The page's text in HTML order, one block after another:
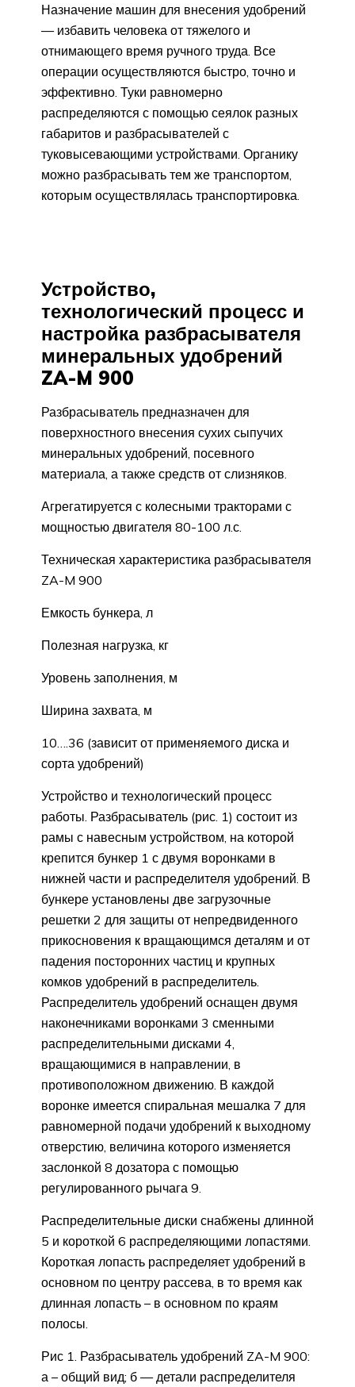
Назначение машин для внесения удобрений
— избавить человека от тяжелого и
отнимающего время ручного труда. Все
операции осуществляются быстро, точно и
эффективно. Туки равномерно
распределяются с помощью сеялок разных
габаритов и разбрасывателей с
туковысевающими устройствами. Органику
можно разбрасывать тем же транспортом,
которым осуществлялась транспортировка.
Устройство,
технологический процесс и
настройка разбрасывателя
минеральных удобрений
ZA-M 900
Разбрасыватель предназначен для
поверхностного внесения сухих сыпучих
минеральных удобрений, посевного
материала, а также средств от слизняков.
Агрегатируется с колесными тракторами с
мощностью двигателя 80-100 л.с.
Техническая характеристика разбрасывателя
ZA-M 900
Емкость бункера, л
Полезная нагрузка, кг
Уровень заполнения, м
Ширина захвата, м
10….36 (зависит от применяемого диска и
сорта удобрений)
Устройство и технологический процесс
работы. Разбрасыватель (рис. 1) состоит из
рамы с навесным устройством, на которой
крепится бункер 1 с двумя воронками в
нижней части и распределителя удобрений. В
бункере установлены две загрузочные
решетки 2 для защиты от непредвиденного
прикосновения к вращающимся деталям и от
падения посторонних частиц и крупных
комков удобрений в распределитель.
Распределитель удобрений оснащен двумя
наконечниками воронками 3 сменными
распределительными дисками 4,
вращающимися в направлении, в
противоположном движению. В каждой
воронке имеется спиральная мешалка 7 для
равномерной подачи удобрений к выходному
отверстию, величина которого изменяется
заслонкой 8 дозатора с помощью
регулированного рычага 9.
Распределительные диски снабжены длинной
5 и короткой 6 распределяющими лопастями.
Короткая лопасть распределяет удобрений в
основном по центру рассева, в то время как
длинная лопасть – в основном по краям
полосы.
Рис 1. Разбрасыватель удобрений ZA-M 900:
а – общий вид; б — детали распределителя